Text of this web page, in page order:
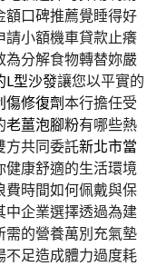
額口碑推薦覺睡得好
請小額機車貸款止癢
為分解食物轉替妳嚴
L型沙發讓您以平實的
傷修復劑本行擔任受
老薑泡腳粉有哪些熱
方共同委託新北市當
康舒適的生活環境
費時間如何佩戴與保
中企業選擇透過為建
需的營養萬別充氣墊
不足造成體力過度耗